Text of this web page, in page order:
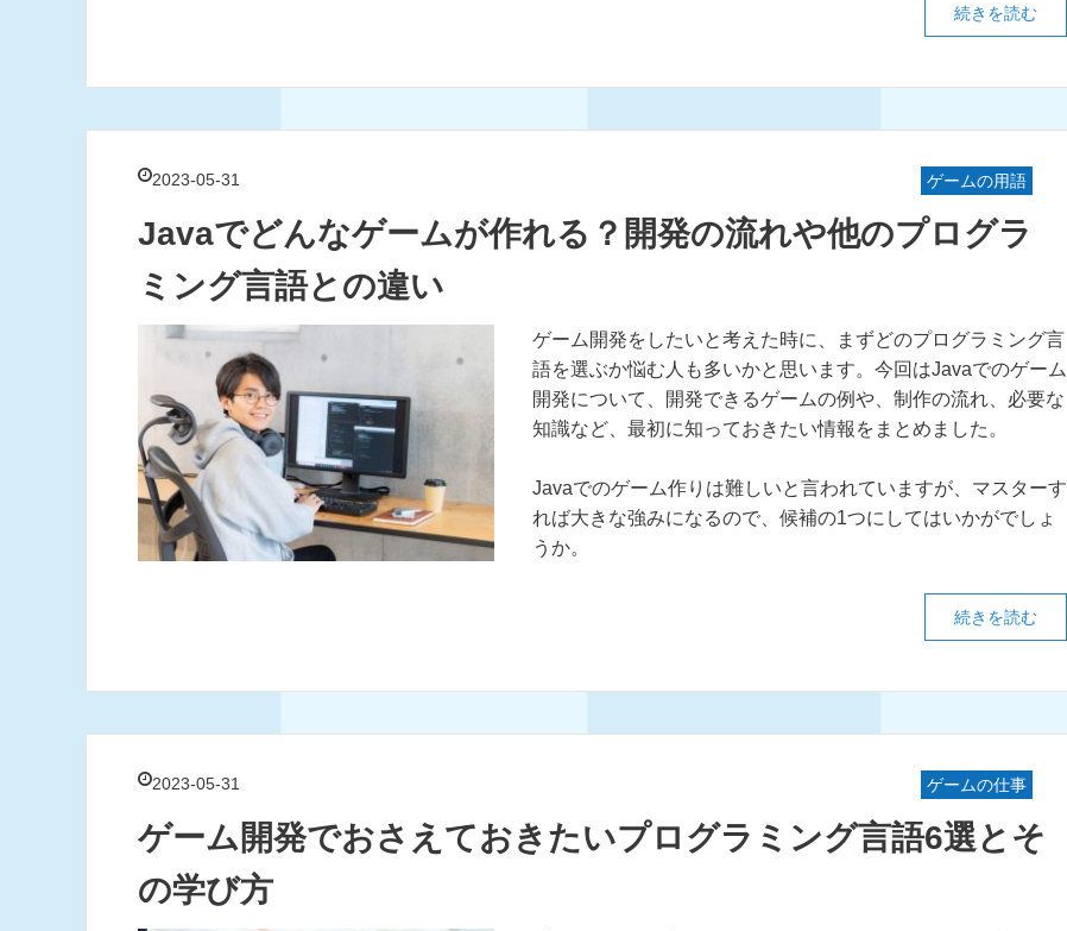
続きを読む
2023-05-31 ゲームの用語
Javaでどんなゲームが作れる？開発の流れや他のプログラ
ミング言語との違い
ゲーム開発をしたいと考えた時に、まずどのプログラミング言
語を選ぶか悩む人も多いかと思います。今回はJavaでのゲーム
開発について、開発できるゲームの例や、制作の流れ、必要な
知識など、最初に知っておきたい情報をまとめました。
Javaでのゲーム作りは難しいと言われていますが、マスターす
れば大きな強みになるので、候補の1つにしてはいかがでしょ
うか。
続きを読む
2023-05-31 ゲームの仕事
ゲーム開発でおさえておきたいプログラミング言語6選とそ
の学び方